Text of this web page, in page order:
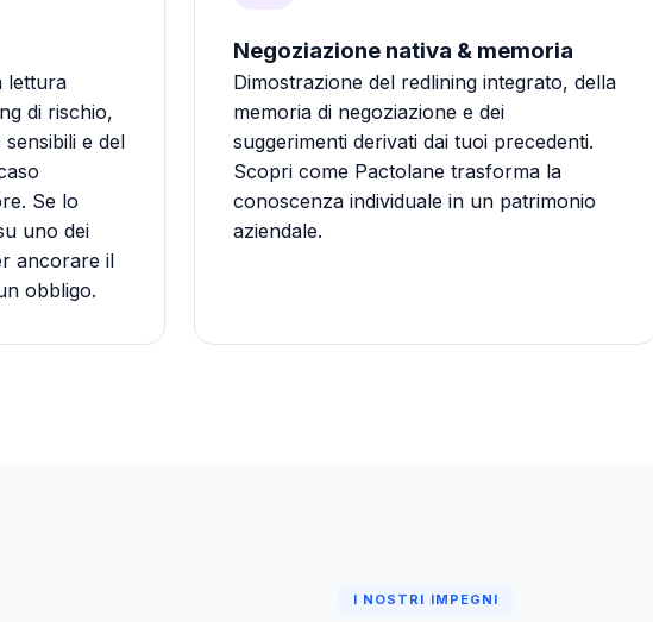
lettura
di rischio,
e del
Se lo
uno dei
ancorare il
obbligo.
Negoziazione nativa & memoria
Dimostrazione del redlining integrato, della
memoria di negoziazione e dei
suggerimenti derivati dai tuoi precedenti.
Scopri come Pactolane trasforma la
conoscenza individuale in un patrimonio
aziendale.
I NOSTRI IMPEGNI